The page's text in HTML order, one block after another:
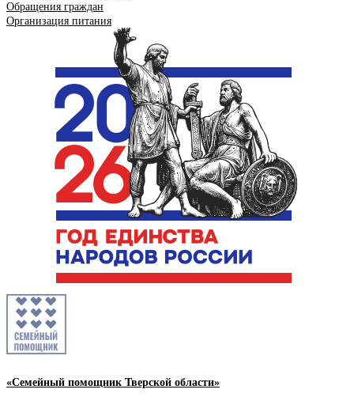
Обращения граждан
Организация питания
«Семейный помощник Тверской области»